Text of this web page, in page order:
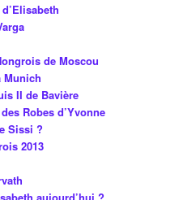
de Moscou
Munich
II de Bavière
Robes d’Yvonne
Sissi ?
2013